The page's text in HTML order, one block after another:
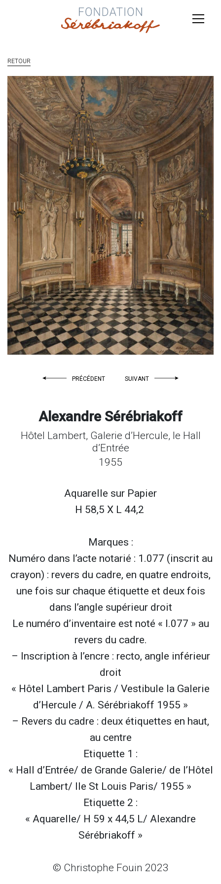
RETOUR
PRÉCÉDENT SUIVANT
Alexandre Sérébriakoff
Hôtel Lambert, Galerie d’Hercule, le Hall
d’Entrée
1955
Aquarelle sur Papier
H 58,5 X L 44,2
Marques :
Numéro dans l’acte notarié : 1.077 (inscrit au
crayon) : revers du cadre, en quatre endroits,
une fois sur chaque étiquette et deux fois
dans l’angle supérieur droit
Le numéro d’inventaire est noté « I.077 » au
revers du cadre.
– Inscription à l’encre : recto, angle inférieur
droit
« Hôtel Lambert Paris / Vestibule la Galerie
d’Hercule / A. Sérébriakoff 1955 »
– Revers du cadre : deux étiquettes en haut,
au centre
Etiquette 1 :
« Hall d’Entrée/ de Grande Galerie/ de l’Hôtel
Lambert/ Ile St Louis Paris/ 1955 »
Etiquette 2 :
« Aquarelle/ H 59 x 44,5 L/ Alexandre
Sérébriakoff »
© Christophe Fouin 2023